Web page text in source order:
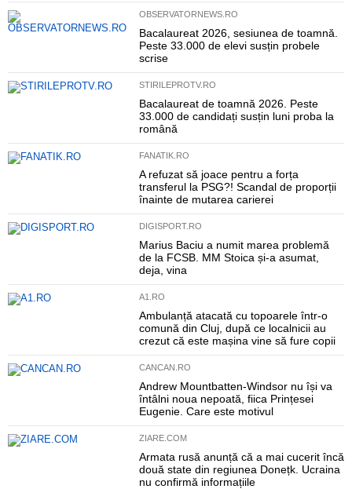
OBSERVATORNEWS.RO
Bacalaureat 2026, sesiunea de toamnă.
Peste 33.000 de elevi susțin probele
scrise
STIRILEPROTV.RO
Bacalaureat de toamnă 2026. Peste
33.000 de candidați susțin luni proba la
română
FANATIK.RO
A refuzat să joace pentru a forța
transferul la PSG?! Scandal de proporții
înainte de mutarea carierei
DIGISPORT.RO
Marius Baciu a numit marea problemă
de la FCSB. MM Stoica și-a asumat,
deja, vina
A1.RO
Ambulanță atacată cu topoarele într-o
comună din Cluj, după ce localnicii au
crezut că este mașina vine să fure copii
CANCAN.RO
Andrew Mountbatten-Windsor nu își va
întâlni noua nepoată, fiica Prințesei
Eugenie. Care este motivul
ZIARE.COM
Armata rusă anunță că a mai cucerit încă
două state din regiunea Donețk. Ucraina
nu confirmă informațiile